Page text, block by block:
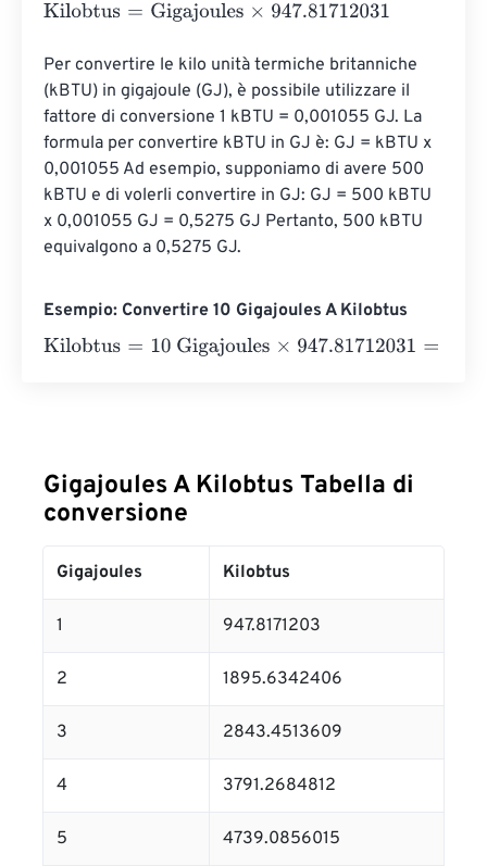
Kilobtus=Gigajoules×947.81712031
Per convertire le kilo unità termiche britanniche
(kBTU) in gigajoule (GJ), è possibile utilizzare il
fattore di conversione 1 kBTU = 0,001055 GJ. La
formula per convertire kBTU in GJ è: GJ = kBTU x
0,001055 Ad esempio, supponiamo di avere 500
kBTU e di volerli convertire in GJ: GJ = 500 kBTU
x 0,001055 GJ = 0,5275 GJ Pertanto, 500 kBTU
equivalgono a 0,5275 GJ.
Esempio: Convertire 10 Gigajoules A Kilobtus
Kilobtus=10 Gigajoules×947.81712031=9478.1712031
Gigajoules A Kilobtus Tabella di
conversione
Gigajoules Kilobtus
1 947.8171203
2 1895.6342406
3 2843.4513609
4 3791.2684812
5 4739.0856015